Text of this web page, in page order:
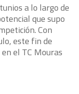
a lo largo de
que supo
Con
este fin de
el TC Mouras